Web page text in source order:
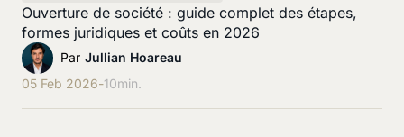
Ouverture de société : guide complet des étapes,
formes juridiques et coûts en 2026
Par Jullian Hoareau
05 Feb 2026-10min.